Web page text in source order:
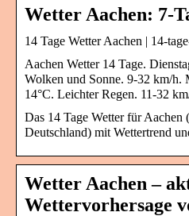
Wetter Aachen: 7-
14 Tage Wetter Aachen | 14-
Aachen Wetter 14 Tage.
Wolken und Sonne. 9-32 km/h.
14°C. Leichter Regen. 11-32
Das 14 Tage Wetter für Aachen
Deutschland) mit Wettertrend
Wetter Aachen –
Wettervorhersage